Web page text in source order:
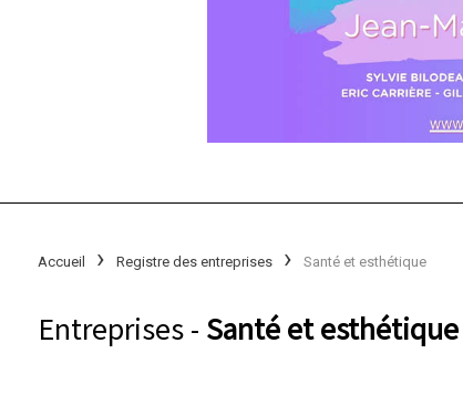
Accueil Registre des entreprises Santé et esthétique
Entreprises - Santé et esthétique